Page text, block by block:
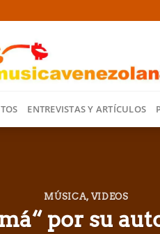
ENTREVISTAS Y ARTÍCULOS
MÚSICA, VIDEOS
por su